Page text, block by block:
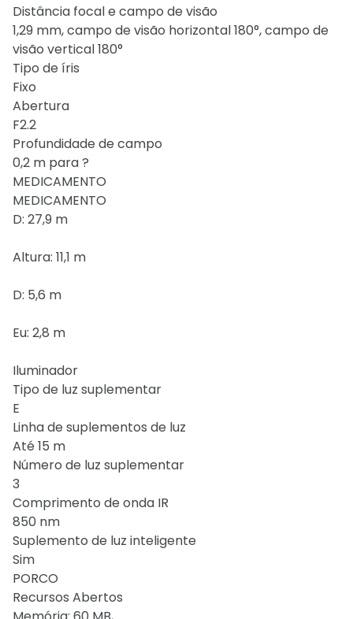
Distância focal e campo de visão
1,29 mm, campo de visão horizontal 180°, campo de
visão vertical 180°
Tipo de íris
Fixo
Abertura
F2.2
Profundidade de campo
0,2 m para ?
MEDICAMENTO
MEDICAMENTO
D: 27,9 m
Altura: 11,1 m
D: 5,6 m
Eu: 2,8 m
Iluminador
Tipo de luz suplementar
E
Linha de suplementos de luz
Até 15 m
Número de luz suplementar
3
Comprimento de onda IR
850 nm
Suplemento de luz inteligente
Sim
PORCO
Recursos Abertos